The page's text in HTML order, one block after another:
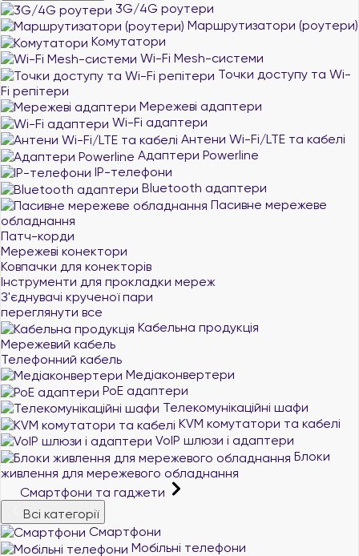
3G/4G роутери
Маршрутизатори (роутери)
Комутатори
Wi-Fi Mesh-системи
Точки доступу та Wi-
Fi репітери
Мережеві адаптери
Wi-Fi адаптери
Антени Wi-Fi/LTE та кабелі
Адаптери Powerline
IP-телефони
Bluetooth адаптери
Пасивне мережеве
обладнання
Патч-корди
Мережеві конектори
Ковпачки для конекторів
Інструменти для прокладки мереж
З'єднувачі крученої пари
переглянути все
Кабельна продукція
Мережевий кабель
Телефонний кабель
Медіаконвертери
PoE адаптери
Телекомунікаційні шафи
KVM комутатори та кабелі
VoIP шлюзи і адаптери
Блоки
живлення для мережевого обладнання
Смартфони та гаджети
Всі категорії
Смартфони
Мобільні телефони